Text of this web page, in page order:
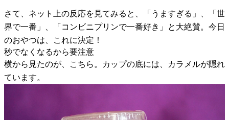
さて、ネット上の反応を見てみると、「うますぎる」、「世
界で一番」、「コンビニプリンで一番好き」と大絶賛。今日
のおやつは、これに決定！
秒でなくなるから要注意
横から見たのが、こちら。カップの底には、カラメルが隠れ
ています。